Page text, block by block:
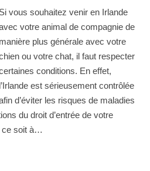
Si vous souhaitez venir en Irlande
votre animal de compagnie de
manière plus générale avec votre
ou votre chat, il faut respecter
conditions. En effet,
l’Irlande est sérieusement contrôlée
d’éviter les risques de maladies
du droit d’entrée de votre
ce soit à…